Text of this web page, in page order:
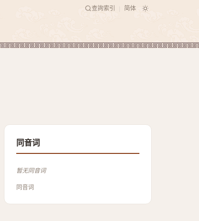
查詢索引 简体
同音词
暂无同音词
同音词